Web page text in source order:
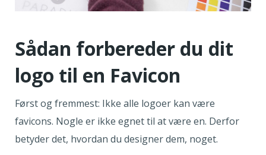
Sådan forbereder du dit
logo til en Favicon
Først og fremmest: Ikke alle logoer kan være
favicons. Nogle er ikke egnet til at være en. Derfor
betyder det, hvordan du designer dem, noget.